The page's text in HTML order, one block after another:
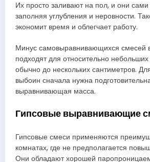
Их просто заливают на пол, и они сами
заполняя углубления и неровности.
экономит время и облегчает работу.
Минус самовыравнивающихся смесей
подходят для относительно
обычно до нескольких сантиметров.
выбоин сначала нужна
выравнивающая масса.
Гипсовые выравнивающие
Гипсовые смеси применяются
комнатах, где не предполагается
Они обладают хорошей